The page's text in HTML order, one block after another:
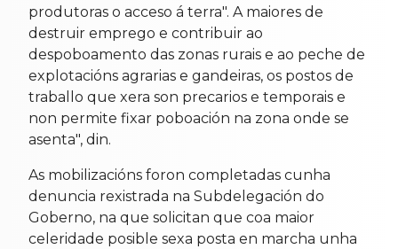
produtoras o acceso á terra". A maiores de
destruir emprego e contribuir ao
despoboamento das zonas rurais e ao peche de
explotacións agrarias e gandeiras, os postos de
traballo que xera son precarios e temporais e
non permite fixar poboación na zona onde se
asenta", din.
As mobilizacións foron completadas cunha
denuncia rexistrada na Subdelegación do
Goberno, na que solicitan que coa maior
celeridade posible sexa posta en marcha unha